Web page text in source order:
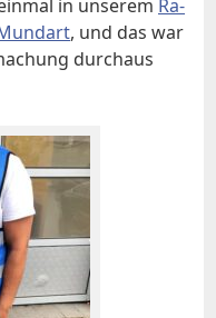
in un­se­rem Ra­
, und das war
durch­aus